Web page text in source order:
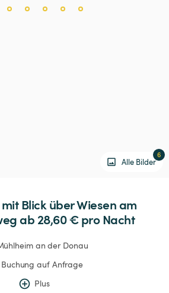
Alle Bilder
6
mitBlicküberWiesenam
ab 28,60 € pro Nacht
an der Donau
Buchung auf Anfrage
Plus